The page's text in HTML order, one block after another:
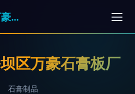
重庆市沙坪坝区万豪石膏板厂
区万豪石膏板厂
石膏制品